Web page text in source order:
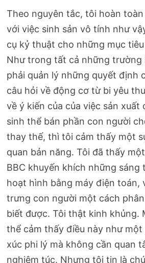
Theo nguyên tắc, tôi hoàn
với việc sinh sản vô tính như
cụ kỷ thuật cho những mục
Như trong tất cả những trường
phải quản lý những quyết định
câu hỏi về động cơ từ bi yêu
về ý kiến của của việc sản xuất
sinh thể bán phần con người
thay thế, thì tôi cảm thấy một
quan bản năng. Tôi đã thấy
BBC khuyến khích những sáng
hoạt hình bằng máy điện toán,
trưng con người một cách
biết được. Tôi thật kinh khủng.
thể cảm thấy điều này như một
xúc phi lý mà không cần quan
nghiêm túc. Nhưng tôi tin là